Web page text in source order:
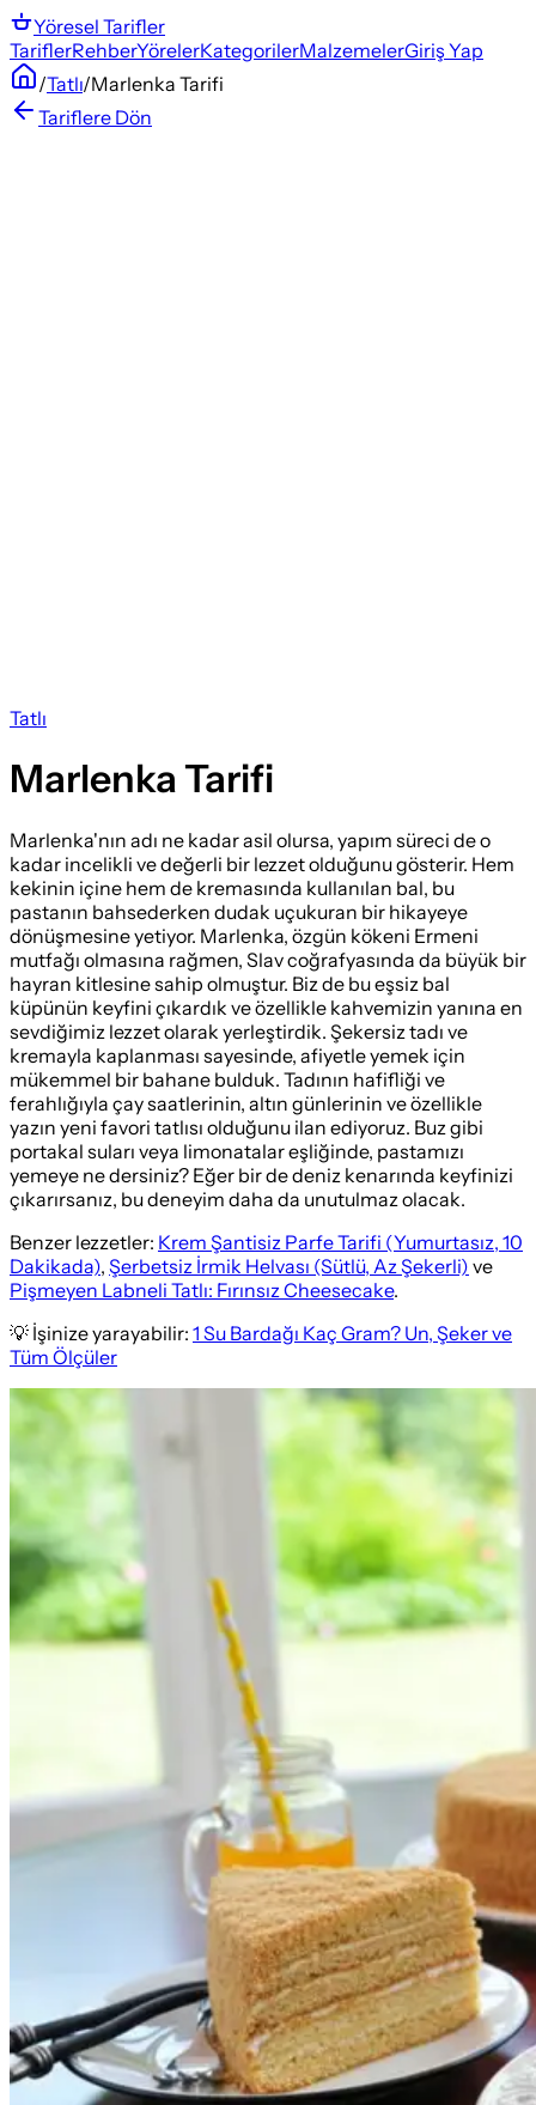
Yöresel Tarifler
TariflerRehberYörelerKategorilerMalzemelerGiriş Yap
/Tatlı/Marlenka Tarifi
Tariflere Dön
Tatlı
Marlenka Tarifi
Marlenka'nın adı ne kadar asil olursa, yapım süreci de o
kadar incelikli ve değerli bir lezzet olduğunu gösterir. Hem
kekinin içine hem de kremasında kullanılan bal, bu
pastanın bahsederken dudak uçukuran bir hikayeye
dönüşmesine yetiyor. Marlenka, özgün kökeni Ermeni
mutfağı olmasına rağmen, Slav coğrafyasında da büyük bir
hayran kitlesine sahip olmuştur. Biz de bu eşsiz bal
küpünün keyfini çıkardık ve özellikle kahvemizin yanına en
sevdiğimiz lezzet olarak yerleştirdik. Şekersiz tadı ve
kremayla kaplanması sayesinde, afiyetle yemek için
mükemmel bir bahane bulduk. Tadının hafifliği ve
ferahlığıyla çay saatlerinin, altın günlerinin ve özellikle
yazın yeni favori tatlısı olduğunu ilan ediyoruz. Buz gibi
portakal suları veya limonatalar eşliğinde, pastamızı
yemeye ne dersiniz? Eğer bir de deniz kenarında keyfinizi
çıkarırsanız, bu deneyim daha da unutulmaz olacak.
Benzer lezzetler: Krem Şantisiz Parfe Tarifi (Yumurtasız, 10
Dakikada), Şerbetsiz İrmik Helvası (Sütlü, Az Şekerli) ve
Pişmeyen Labneli Tatlı: Fırınsız Cheesecake.
💡 İşinize yarayabilir: 1 Su Bardağı Kaç Gram? Un, Şeker ve
Tüm Ölçüler